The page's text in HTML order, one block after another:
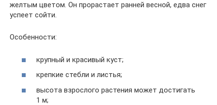
желтым цветом. Он прорастает ранней весной, едва снег
успеет сойти.
Особенности:
крупный и красивый куст;
крепкие стебли и листья;
высота взрослого растения может достигать
1 м;